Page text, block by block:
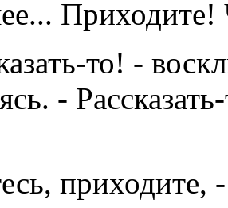
Приходите!
то! -
-
приходите,